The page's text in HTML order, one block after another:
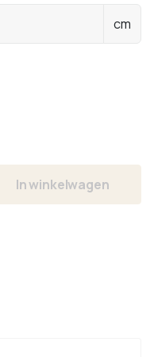
cm
In winkelwagen